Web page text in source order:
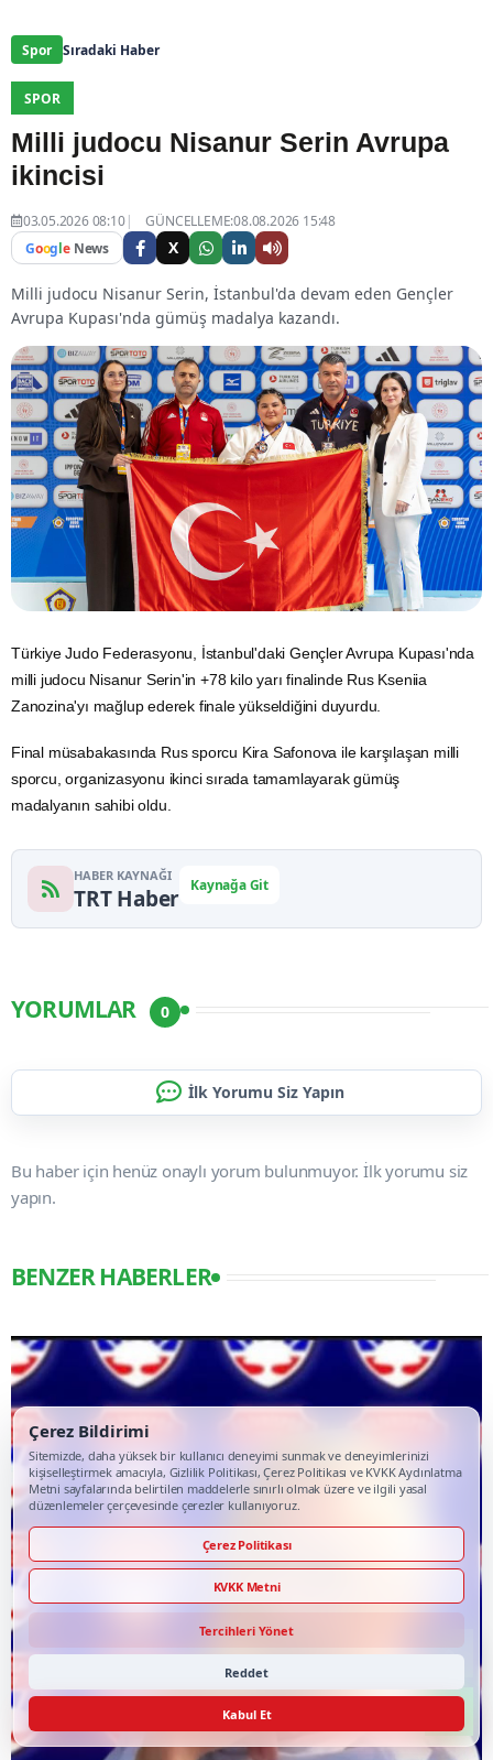
Spor Sıradaki Haber
SPOR
Milli judocu Nisanur Serin Avrupa
ikincisi
03.05.2026 08:10
GÜNCELLEME:08.08.2026 15:48
Google News X
Milli judocu Nisanur Serin, İstanbul'da devam eden Gençler
Avrupa Kupası'nda gümüş madalya kazandı.
TürkiyeJudoFederasyonu, İstanbul'daki Gençler Avrupa Kupası'nda
milli judocu Nisanur Serin'in +78 kilo yarı finalinde Rus Kseniia
Zanozina'yı mağlup ederek finale yükseldiğini duyurdu.
Final müsabakasında Rus sporcu Kira Safonova ile karşılaşan milli
sporcu, organizasyonu ikinci sırada tamamlayarakgümüş
madalyanın sahibi oldu.
HABER KAYNAĞI
TRT Haber Kaynağa Git
YORUMLAR 0
İlk Yorumu Siz Yapın
Bu haber için henüz onaylı yorum bulunmuyor. İlk yorumu siz
yapın.
BENZER HABERLER
Çerez Bildirimi
Sitemizde, daha yüksek bir kullanıcı deneyimi sunmak ve deneyimlerinizi
kişiselleştirmek amacıyla, Gizlilik Politikası, Çerez Politikası ve KVKK Aydınlatma
Metni sayfalarında belirtilen maddelerle sınırlı olmak üzere ve ilgili yasal
düzenlemeler çerçevesinde çerezler kullanıyoruz.
Çerez Politikası
KVKK Metni
Tercihleri Yönet
Reddet
Kabul Et